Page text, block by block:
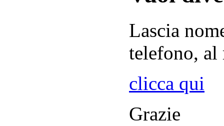
Lascia
telefono, al
clicca qui
Grazie